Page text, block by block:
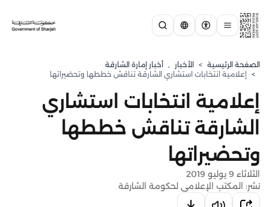
الصفحة الرئيسية > الأخبار , أخبار إمارة الشارقة
>
إعلامية انتخابات استشاري الشارقة تناقش خططها وتحضيراتها
إعلامية انتخابات استشاري
الشارقة تناقش خططها
وتحضيراتها
الثلاثاء 9 يوليو 2019
نشر: المكتب الإعلامي لحكومة الشارقة